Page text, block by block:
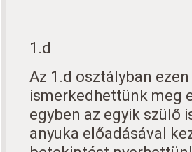
1.d
Az 1.d osztályban
ismerkedhettünk meg
egyben az egyik szülő
anyuka előadásával